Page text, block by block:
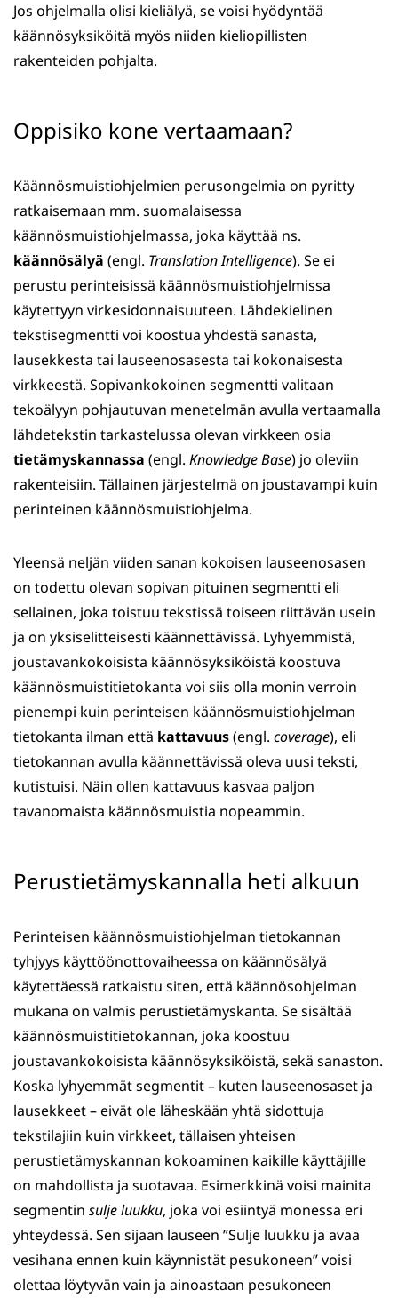
Jos ohjelmalla olisi kieliälyä, se voisi hyödyntää
käännösyksiköitä myös niiden kieliopillisten
rakenteiden pohjalta.
Oppisiko kone vertaamaan?
Käännösmuistiohjelmien perusongelmia on pyritty
ratkaisemaan mm. suomalaisessa
käännösmuistiohjelmassa, joka käyttää ns.
käännösälyä (engl. Translation Intelligence). Se ei
perustu perinteisissä käännösmuistiohjelmissa
käytettyyn virkesidonnaisuuteen. Lähdekielinen
tekstisegmentti voi koostua yhdestä sanasta,
lausekkesta tai lauseenosasesta tai kokonaisesta
virkkeestä. Sopivankokoinen segmentti valitaan
tekoälyyn pohjautuvan menetelmän avulla vertaamalla
lähdetekstin tarkastelussa olevan virkkeen osia
tietämyskannassa (engl. Knowledge Base) jo oleviin
rakenteisiin. Tällainen järjestelmä on joustavampi kuin
perinteinen käännösmuistiohjelma.
Yleensä neljän viiden sanan kokoisen lauseenosasen
on todettu olevan sopivan pituinen segmentti eli
sellainen, joka toistuu tekstissä toiseen riittävän usein
ja on yksiselitteisesti käännettävissä. Lyhyemmistä,
joustavankokoisista käännösyksiköistä koostuva
käännösmuistitietokanta voi siis olla monin verroin
pienempi kuin perinteisen käännösmuistiohjelman
tietokanta ilman että kattavuus(engl. coverage), eli
tietokannan avulla käännettävissä oleva uusi teksti,
kutistuisi. Näin ollen kattavuus kasvaa paljon
tavanomaista käännösmuistia nopeammin.
Perustietämyskannalla heti alkuun
Perinteisen käännösmuistiohjelman tietokannan
tyhjyys käyttöönottovaiheessa on käännösälyä
käytettäessä ratkaistu siten, että käännösohjelman
mukana on valmis perustietämyskanta. Se sisältää
käännösmuistitietokannan, joka koostuu
joustavankokoisista käännösyksiköistä, sekä sanaston.
Koska lyhyemmät segmentit – kuten lauseenosaset ja
lausekkeet – eivät ole läheskään yhtä sidottuja
tekstilajiin kuin virkkeet, tällaisen yhteisen
perustietämyskannan kokoaminen kaikille käyttäjille
on mahdollista ja suotavaa. Esimerkkinä voisi mainita
segmentin sulje luukku, joka voi esiintyä monessa eri
yhteydessä. Sen sijaan lauseen ”Sulje luukku ja avaa
vesihana ennen kuin käynnistät pesukoneen” voisi
olettaa löytyvän vain ja ainoastaan pesukoneen